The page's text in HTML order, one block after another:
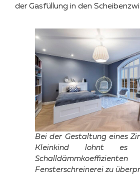
der Gasfüllung in den
Bei der Gestaltung eines
Kleinkind lohnt es
Fensterschreinerei zu